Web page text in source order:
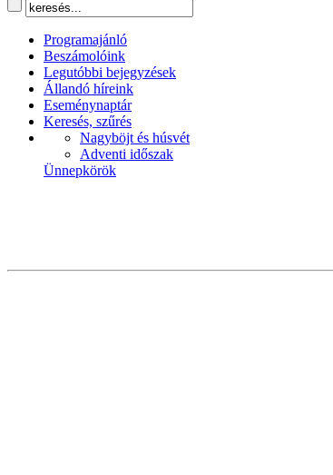
Programajánló
Beszámolóink
Legutóbbi bejegyzések
Állandó híreink
Eseménynaptár
Keresés, szűrés
Nagyböjt és húsvét
Adventi időszak
Ünnepkörök